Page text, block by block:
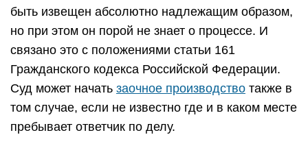
быть извещен абсолютно надлежащим образом,
но при этом он порой не знает о процессе. И
связано это с положениями статьи 161
Гражданского кодекса Российской Федерации.
Суд может начать заочное производство также в
том случае, если не известно где и в каком месте
пребывает ответчик по делу.